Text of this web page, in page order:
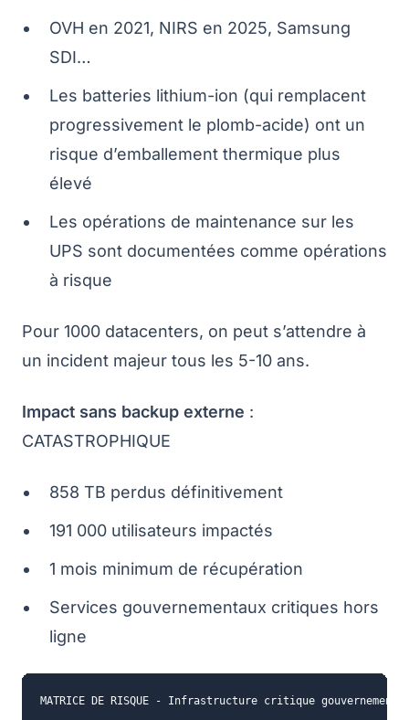
OVH en 2021, NIRS en 2025, Samsung
SDI…
Les batteries lithium-ion (qui remplacent
progressivement le plomb-acide) ont un
risque d’emballement thermique plus
élevé
Les opérations de maintenance sur les
UPS sont documentées comme opérations
à risque
Pour 1000 datacenters, on peut s’attendre à
un incident majeur tous les 5-10 ans.
Impact sans backup externe :
CATASTROPHIQUE
858 TB perdus définitivement
191 000 utilisateurs impactés
1 mois minimum de récupération
Services gouvernementaux critiques hors
ligne
MATRICE DE RISQUE - Infrastructure critique